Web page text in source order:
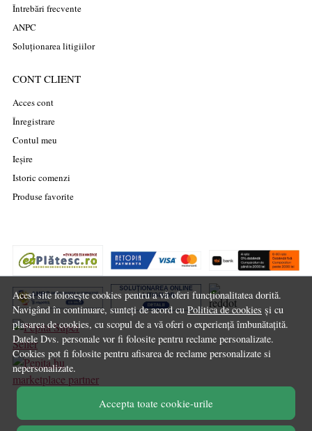
Acest site folosește cookies pentru a vă oferi funcționalitatea dorită.
Navigând în continuare, sunteți de acord cuPolitica de cookies și cu
plasarea de cookies, cu scopul de a vă oferi o experiență îmbunătațită.
Datele Dvs. personale vor fi folosite pentru reclame personalizate.
Cookies pot fi folosite pentru afisarea de reclame personalizate si
nepersonalizate.
Accepta toate cookie-urile
Întrebări frecvente
ANPC
Soluționarea litigiilor
CONT CLIENT
Acces cont
Înregistrare
Contul meu
Ieșire
Istoric comenzi
Produse favorite
marketplace partner